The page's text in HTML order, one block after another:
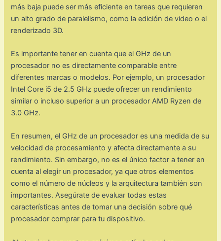
más baja puede ser más eficiente en tareas que requieren
un alto grado de paralelismo, como la edición de video o el
renderizado 3D.
Es importante tener en cuenta que el GHz de un
procesador no es directamente comparable entre
diferentes marcas o modelos. Por ejemplo, un procesador
Intel Core i5 de 2.5 GHz puede ofrecer un rendimiento
similar o incluso superior a un procesador AMD Ryzen de
3.0 GHz.
En resumen, el GHz de un procesador es una medida de su
velocidad de procesamiento y afecta directamente a su
rendimiento. Sin embargo, no es el único factor a tener en
cuenta al elegir un procesador, ya que otros elementos
como el número de núcleos y la arquitectura también son
importantes. Asegúrate de evaluar todas estas
características antes de tomar una decisión sobre qué
procesador comprar para tu dispositivo.